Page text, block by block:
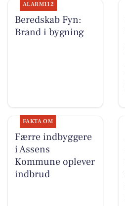
ALARM112
Beredskab Fyn:
Brand i bygning
FAKTA OM
Færre indbyggere
i Assens
Kommune oplever
indbrud